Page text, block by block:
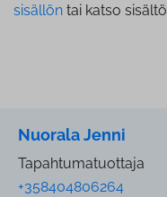
sisällön tai katso sisältö
Nuorala Jenni
Tapahtumatuottaja
+358404806264